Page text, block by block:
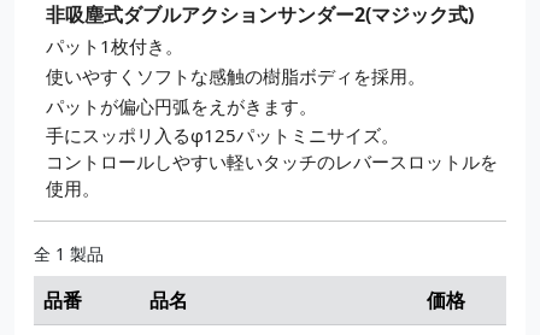
非吸塵式ダブルアクションサンダー2(マジック式)
パット1枚付き。
使いやすくソフトな感触の樹脂ボディを採用。
パットが偏心円弧をえがきます。
手にスッポリ入るφ125パットミニサイズ。
コントロールしやすい軽いタッチのレバースロットルを
使用。
全 1 製品
品番 品名
価格